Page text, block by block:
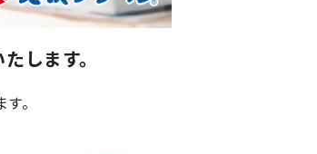
します。
。